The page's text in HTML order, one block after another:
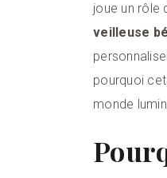
joue un rôle
veilleuse
pourquoi
monde